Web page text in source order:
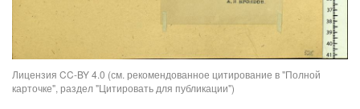
Лицензия CC-BY 4.0 (см. рекомендованное цитирование в "Полной
карточке", раздел "Цитировать для публикации")